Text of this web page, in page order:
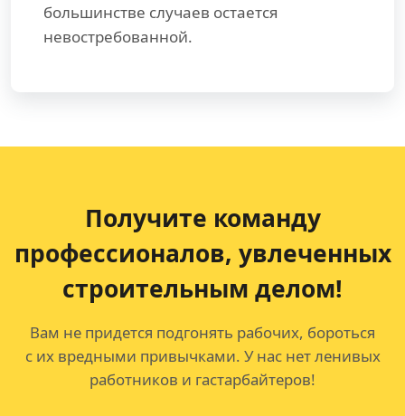
большинстве случаев остается
невостребованной.
Получите команду
профессионалов, увлеченных
строительным делом!
Вам не придется подгонять рабочих, бороться
с их вредными привычками. У нас нет ленивых
работников и гастарбайтеров!